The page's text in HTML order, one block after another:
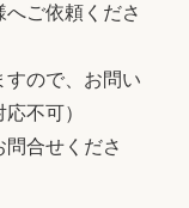
ご依頼くださ
ので、お問い
不可）
合せくださ